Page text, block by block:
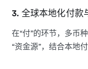
3. 全球本地化付款
在“付”的环节，多币
“资金源”，结合本地